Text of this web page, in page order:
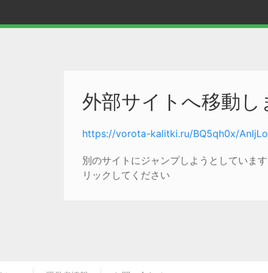
外部サイトへ移動し
https://vorota-kalitki.ru/BQ5qh0x/
別のサイトにジャンプしようとしていま
リックしてください